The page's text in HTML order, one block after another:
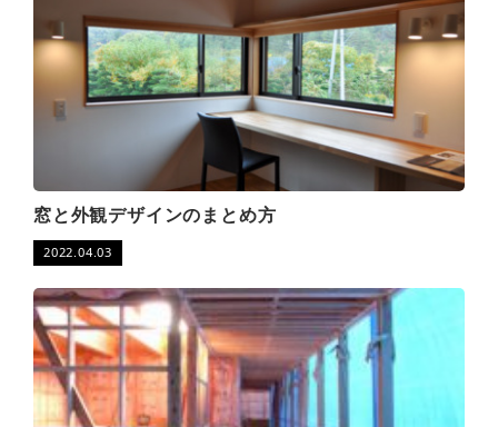
窓と外観デザインのまとめ方
2022.04.03